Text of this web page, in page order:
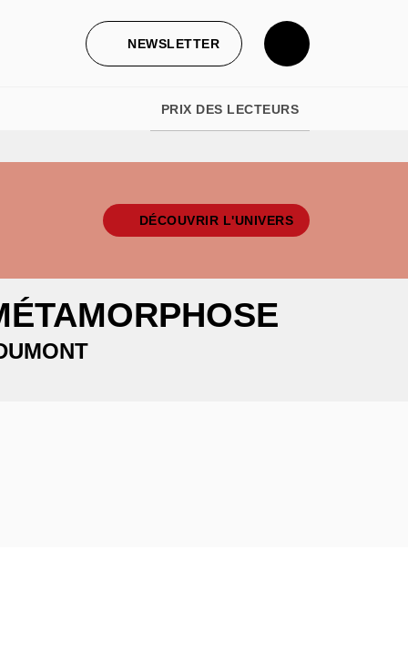
NEWSLETTER
PRIX DES LECTEURS
DÉCOUVRIR L'UNIVERS